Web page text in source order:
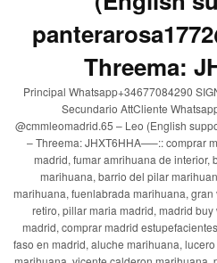
Threema:
Principal Whatsapp+34677084290
Secundario AttCliente
@cmmleomadrid.65 – Leo (English
– Threema: JHXT6HHA—–:: comprar
madrid, fumar amrihuana de interior,
marihuana, barrio del pilar
marihuana, fuenlabrada marihuana,
retiro, pillar maria madrid, madrid
madrid, comprar madrid
faso en madrid, aluche marihuana,